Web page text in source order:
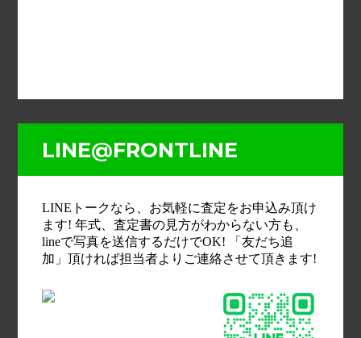
LINE@FRONTLINE
LINEトークなら、お気軽に査定をお申込み頂け
ます! 年式、査定書の見方がわからない方も、
lineで写真を送信するだけでOK! 「友だち追
加」頂ければ担当者よりご連絡させて頂きます!